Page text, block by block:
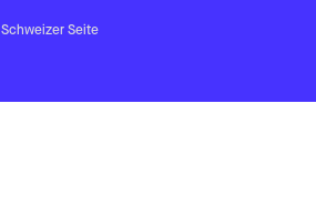
Schweizer Seite